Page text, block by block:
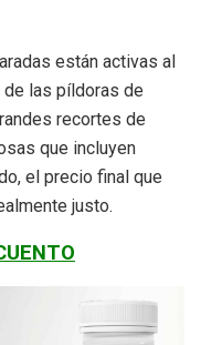
están activas al
las píldoras de
recortes de
que incluyen
el precio final que
justo.